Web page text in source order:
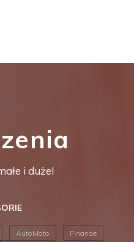
i duże!
AutoMoto
Finanse